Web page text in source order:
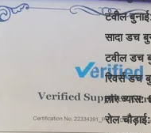
टवील
सादा डच
टवील डच
रिवर्स
तार व्यास:
रोल